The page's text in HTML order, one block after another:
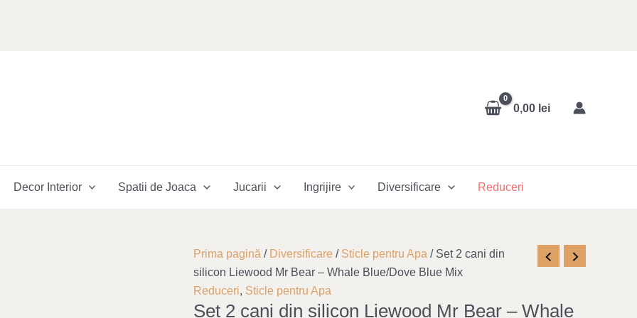
0,00 lei
Decor Interior Spatii de Joaca Jucarii Ingrijire Diversificare Reduceri
Prima pagină / Diversificare / Sticle pentru Apa / Set 2 cani din
silicon Liewood Mr Bear – Whale Blue/Dove Blue Mix
Reduceri, Sticle pentru Apa
Set 2 cani din silicon Liewood Mr Bear – Whale
Original
price
was:
113,00 lei.
Current
price
is:
68,00 lei.
Cantitate
Set
2
cani